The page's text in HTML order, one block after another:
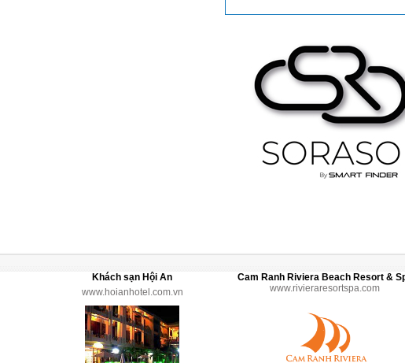
Khách sạn Hội An
www.hoianhotel.com.vn
Cam Ranh Riviera Beach Resort &
www.rivieraresortspa.com